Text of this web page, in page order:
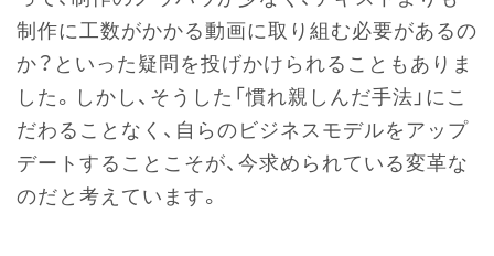
制作に工数がかかる動画に取り組む必要があるの
か？といった疑問を投げかけられることもありま
した。しかし、そうした「慣れ親しんだ手法」にこ
だわることなく、自らのビジネスモデルをアップ
デートすることこそが、今求められている変革な
のだと考えています。